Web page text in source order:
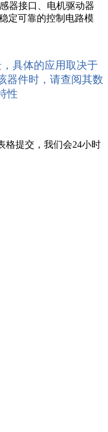
器接口、电机驱动器
定可靠的控制电路模
具体的应用取决于
器件时，请查阅其数
性
格提交，我们会24小时